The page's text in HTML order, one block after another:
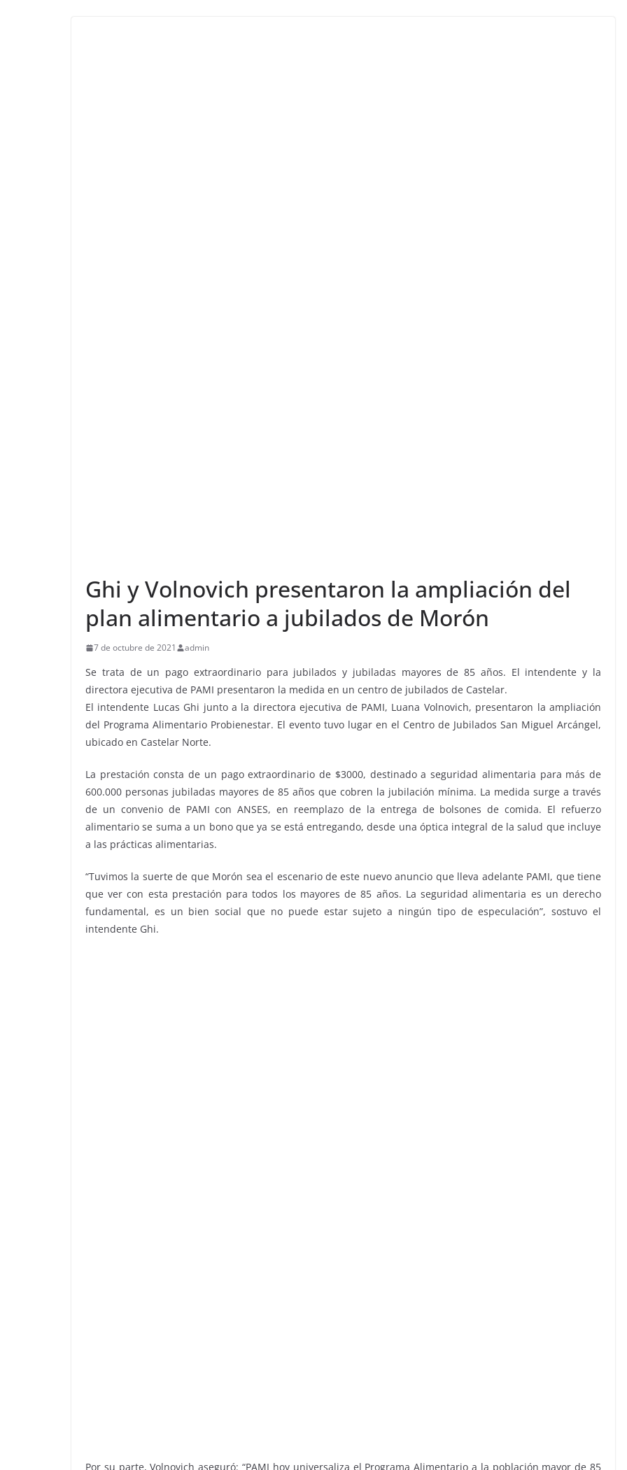
Ghi y Volnovich presentaron la ampliación del
plan alimentario a jubilados de Morón
7 de octubre de 2021 admin
Se trata de un pago extraordinario para jubilados y jubiladas mayores de 85 años. El intendente y la
directora ejecutiva de PAMI presentaron la medida en un centro de jubilados de Castelar.
El intendente Lucas Ghi junto a la directora ejecutiva de PAMI, Luana Volnovich, presentaron la ampliación
del Programa Alimentario Probienestar. El evento tuvo lugar en el Centro de Jubilados San Miguel Arcángel,
ubicado en Castelar Norte.
La prestación consta de un pago extraordinario de $3000, destinado a seguridad alimentaria para más de
600.000 personas jubiladas mayores de 85 años que cobren la jubilación mínima. La medida surge a través
de un convenio de PAMI con ANSES, en reemplazo de la entrega de bolsones de comida. El refuerzo
alimentario se suma a un bono que ya se está entregando, desde una óptica integral de la salud que incluye
a las prácticas alimentarias.
“Tuvimos la suerte de que Morón sea el escenario de este nuevo anuncio que lleva adelante PAMI, que tiene
que ver con esta prestación para todos los mayores de 85 años. La seguridad alimentaria es un derecho
fundamental, es un bien social que no puede estar sujeto a ningún tipo de especulación”, sostuvo el
intendente Ghi.
Por su parte, Volnovich aseguró: “PAMI hoy universaliza el Programa Alimentario a la población mayor de 85